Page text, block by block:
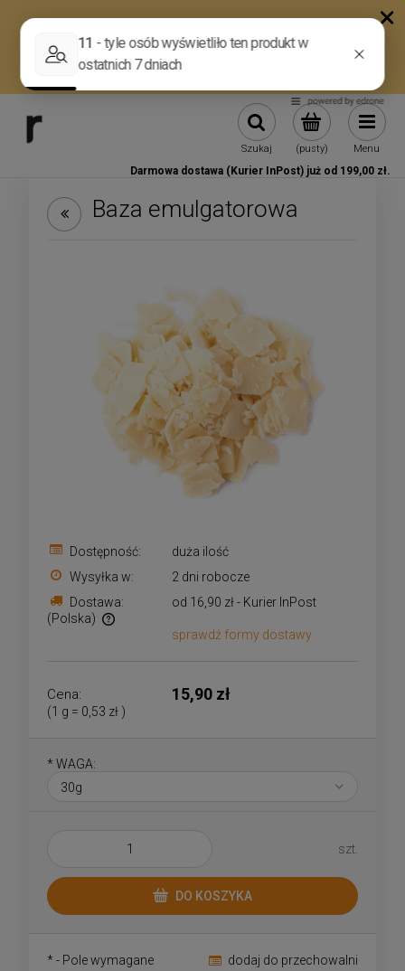
(pusty)
Szukaj Menu
Darmowa dostawa (Kurier InPost) już od 199,00 zł.
Baza emulgatorowa
Dostępność:
duża ilość
Wysyłka w:
2 dni robocze
Dostawa:
od 16,90 zł - Kurier InPost
(Polska)
Cena nie zawiera ewentualnych kosztów płatności
sprawdź formy dostawy
Cena: 15,90 zł
(1 g = 0,53 zł )
* WAGA:
szt.
DO KOSZYKA
dodaj do przechowalni
* - Pole wymagane